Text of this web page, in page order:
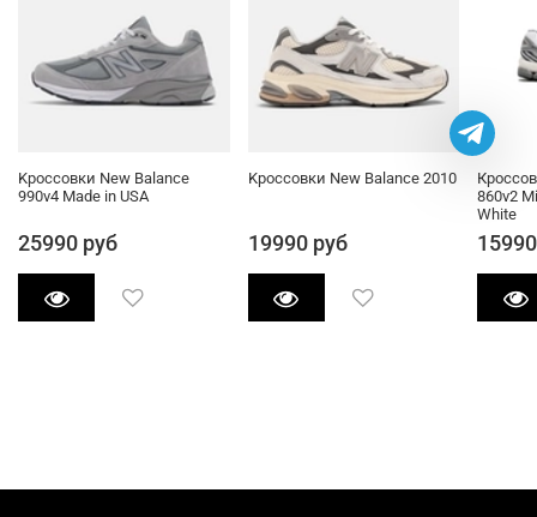
Kроссовки New Balance
990v4 Made in USA
25990 руб
Kроссовки New Balance 2010
19990 руб
860v2
White